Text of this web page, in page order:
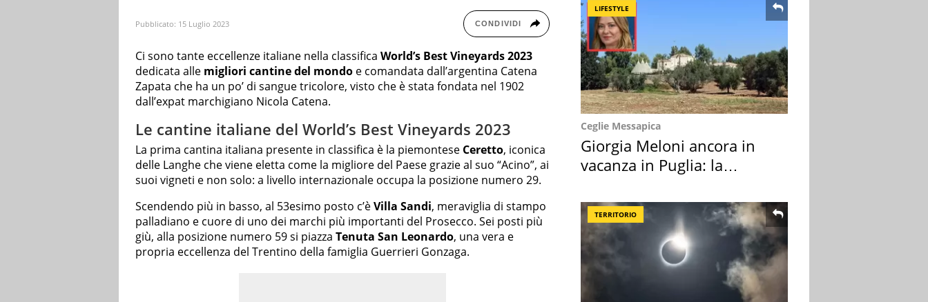
Pubblicato: 15 Luglio 2023 CONDIVIDI
Ci sono tante eccellenze italiane nella classifica World’s Best Vineyards 2023
dedicata alle migliori cantine del mondo e comandata dall’argentina Catena
Zapata che ha un po’ di sangue tricolore, visto che è stata fondata nel 1902
dall’expat marchigiano Nicola Catena.
Le cantine italiane del World’s Best Vineyards 2023
La prima cantina italiana presente in classifica è la piemontese Ceretto, iconica
delle Langhe che viene eletta come la migliore del Paese grazie al suo “Acino”, ai
suoi vigneti e non solo: a livello internazionale occupa la posizione numero 29.
Scendendo più in basso, al 53esimo posto c’èVilla Sandi, meraviglia di stampo
palladiano e cuore di uno dei marchi più importanti del Prosecco. Sei posti più
giù, alla posizione numero 59 si piazza Tenuta San Leonardo, una vera e
propria eccellenza del Trentino della famiglia Guerrieri Gonzaga.
LIFESTYLE
Ceglie Messapica
Giorgia Meloni ancora in
vacanza in Puglia: la
TERRITORIO